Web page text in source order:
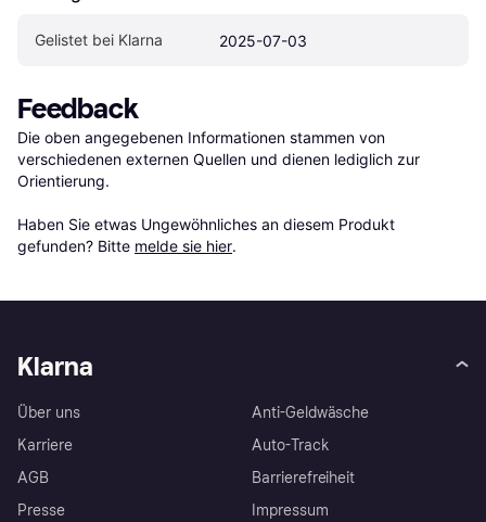
Gelistet bei Klarna 2025-07-03
Feedback
Die oben angegebenen Informationen stammen von
verschiedenen externen Quellen und dienen lediglich zur
Orientierung.
Haben Sie etwas Ungewöhnliches an diesem Produkt
gefunden? Bitte melde sie hier.
Klarna
Über uns
Karriere
AGB
Presse
Anti-Geldwäsche
Auto-Track
Barrierefreiheit
Impressum